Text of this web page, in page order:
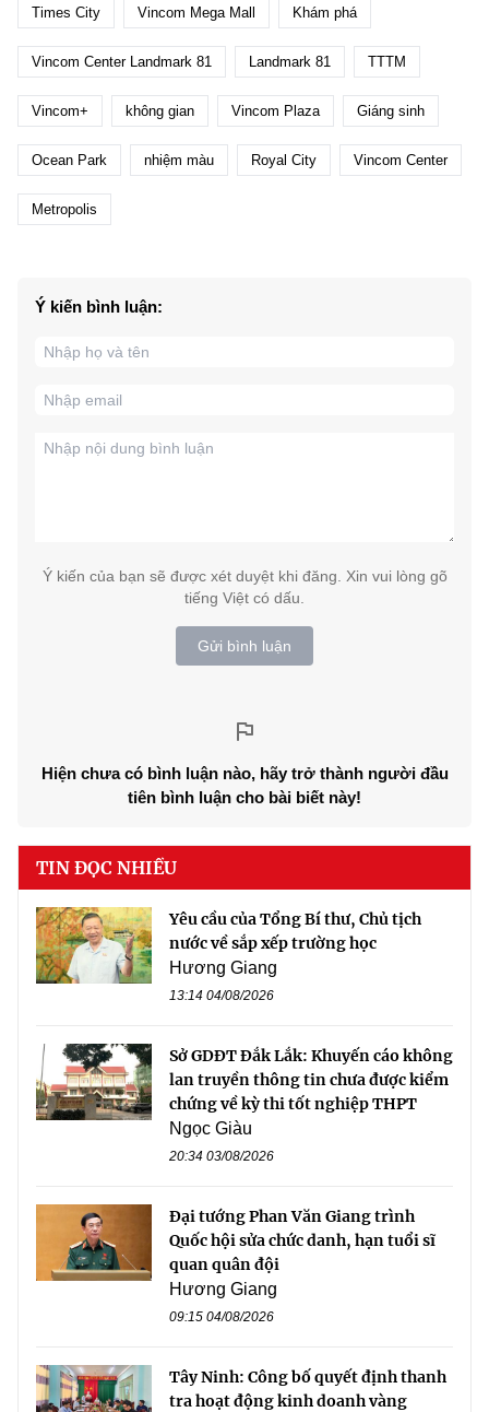
Times City Vincom Mega Mall Khám phá
Vincom Center Landmark 81 Landmark 81 TTTM
Vincom+ không gian Vincom Plaza Giáng sinh
Ocean Park nhiệm màu Royal City Vincom Center
Metropolis
Ý kiến bình luận:
Ý kiến của bạn sẽ được xét duyệt khi đăng. Xin vui lòng gõ
tiếng Việt có dấu.
Gửi bình luận
Hiện chưa có bình luận nào, hãy trở thành người đầu
tiên bình luận cho bài biết này!
TIN ĐỌC NHIỀU
Yêu cầu của Tổng Bí thư, Chủ tịch
nước về sắp xếp trường học
Hương Giang
13:14 04/08/2026
Sở GDĐT Đắk Lắk: Khuyến cáo không
lan truyền thông tin chưa được kiểm
chứng về kỳ thi tốt nghiệp THPT
Ngọc Giàu
20:34 03/08/2026
Đại tướng Phan Văn Giang trình
Quốc hội sửa chức danh, hạn tuổi sĩ
quan quân đội
Hương Giang
09:15 04/08/2026
Tây Ninh: Công bố quyết định thanh
tra hoạt động kinh doanh vàng